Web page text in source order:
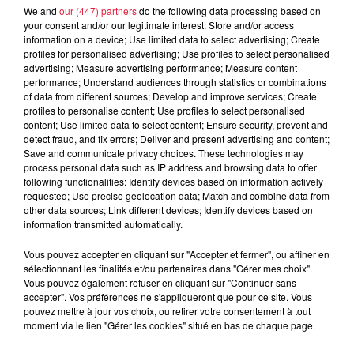
Lieu Cinéma Kinépolis - MULHOUSE (68)
Organisateur https://kinepolis.fr/marathon-harry-potter
Tarif Gratuit
We and our (447) partnersdo the following data processing based on
your consent and/or our legitimate interest: Store and/or access
information on a device; Use limited data to select advertising; Create
profiles for personalised advertising; Use profiles to select personalised
advertising; Measure advertising performance; Measure content
performance; Understand audiences through statistics or combinations
of data from different sources; Develop and improve services; Create
profiles to personalise content; Use profiles to select personalised
content; Use limited data to select content; Ensure security, prevent and
detect fraud, and fix errors; Deliver and present advertising and content;
Save and communicate privacy choices. These technologies may
process personal data such as IP address and browsing data to offer
following functionalities: Identify devices based on information actively
requested; Use precise geolocation data; Match and combine data from
other data sources; Link different devices; Identify devices based on
information transmitted automatically.
Vous pouvez accepter en cliquant sur "Accepter et fermer", ou affiner en
sélectionnant les finalités et/ou partenaires dans "Gérer mes choix".
Vous pouvez également refuser en cliquant sur "Continuer sans
accepter". Vos préférences ne s'appliqueront que pour ce site. Vous
pouvez mettre à jour vos choix, ou retirer votre consentement à tout
moment via le lien "Gérer les cookies" situé en bas de chaque page.